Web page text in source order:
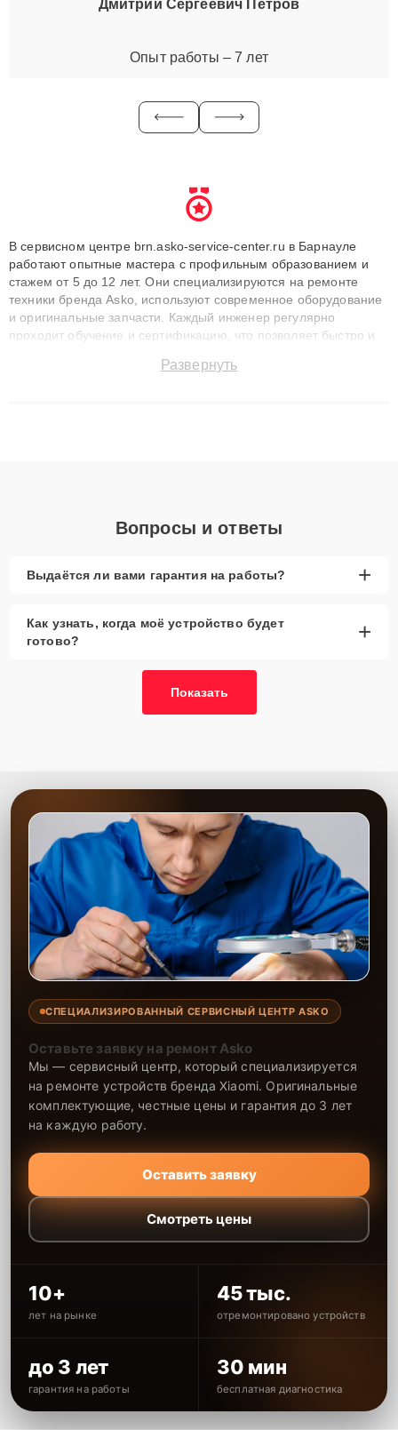
Дмитрий Сергеевич Петров
Опыт работы – 7 лет
В сервисном центре brn.asko-service-center.ru в Барнауле
работают опытные мастера с профильным образованием и
стажем от 5 до 12 лет. Они специализируются на ремонте
техники бренда Asko, используют современное оборудование
и оригинальные запчасти. Каждый инженер регулярно
проходит обучение и сертификацию, что позволяет быстро и
сохранением гарантии до 3 лет. Наши мастера решают
Развернуть
Вопросы и ответы
Выдаётся ли вами гарантия на работы? +
Как узнать, когда моё устройство будет
готово?
+
Показать
СПЕЦИАЛИЗИРОВАННЫЙ СЕРВИСНЫЙ ЦЕНТР ASKO
Оставьте заявку на ремонт Asko
Мы — сервисный центр, который специализируется
на ремонте устройств бренда Xiaomi. Оригинальные
комплектующие, честные цены и гарантия до 3 лет
на каждую работу.
Оставить заявку
Смотреть цены
10+
лет на рынке
45 тыс.
отремонтировано устройств
до 3 лет
гарантия на работы
30 мин
бесплатная диагностика